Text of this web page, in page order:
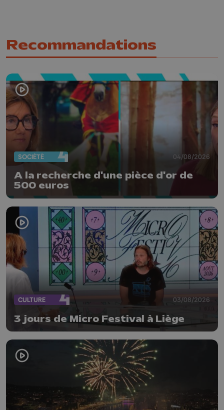
Recommandations
SOCIÉTÉ 04/08/2026
A la recherche d'une pièce d'or de
500 euros
CULTURE 03/08/2026
3 jours de Micro Festival à Liège